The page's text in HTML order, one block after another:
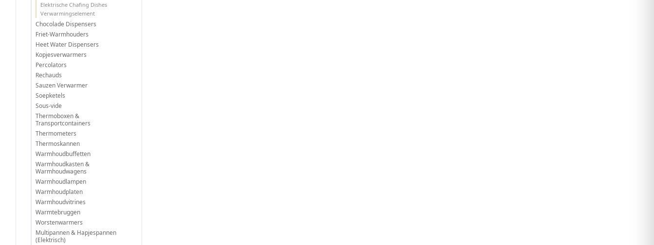
Elektrische Chafing Dishes
Verwarmingselement
Chocolade Dispensers
Friet-Warmhouders
Heet Water Dispensers
Kopjesverwarmers
Percolators
Rechauds
Sauzen Verwarmer
Soepketels
Sous-vide
Thermoboxen &
Transportcontainers
Thermometers
Thermoskannen
Warmhoudbuffetten
Warmhoudkasten &
Warmhoudwagens
Warmhoudlampen
Warmhoudplaten
Warmhoudvitrines
Warmtebruggen
Worstenwarmers
Multipannen & Hapjespannen
(Elektrisch)